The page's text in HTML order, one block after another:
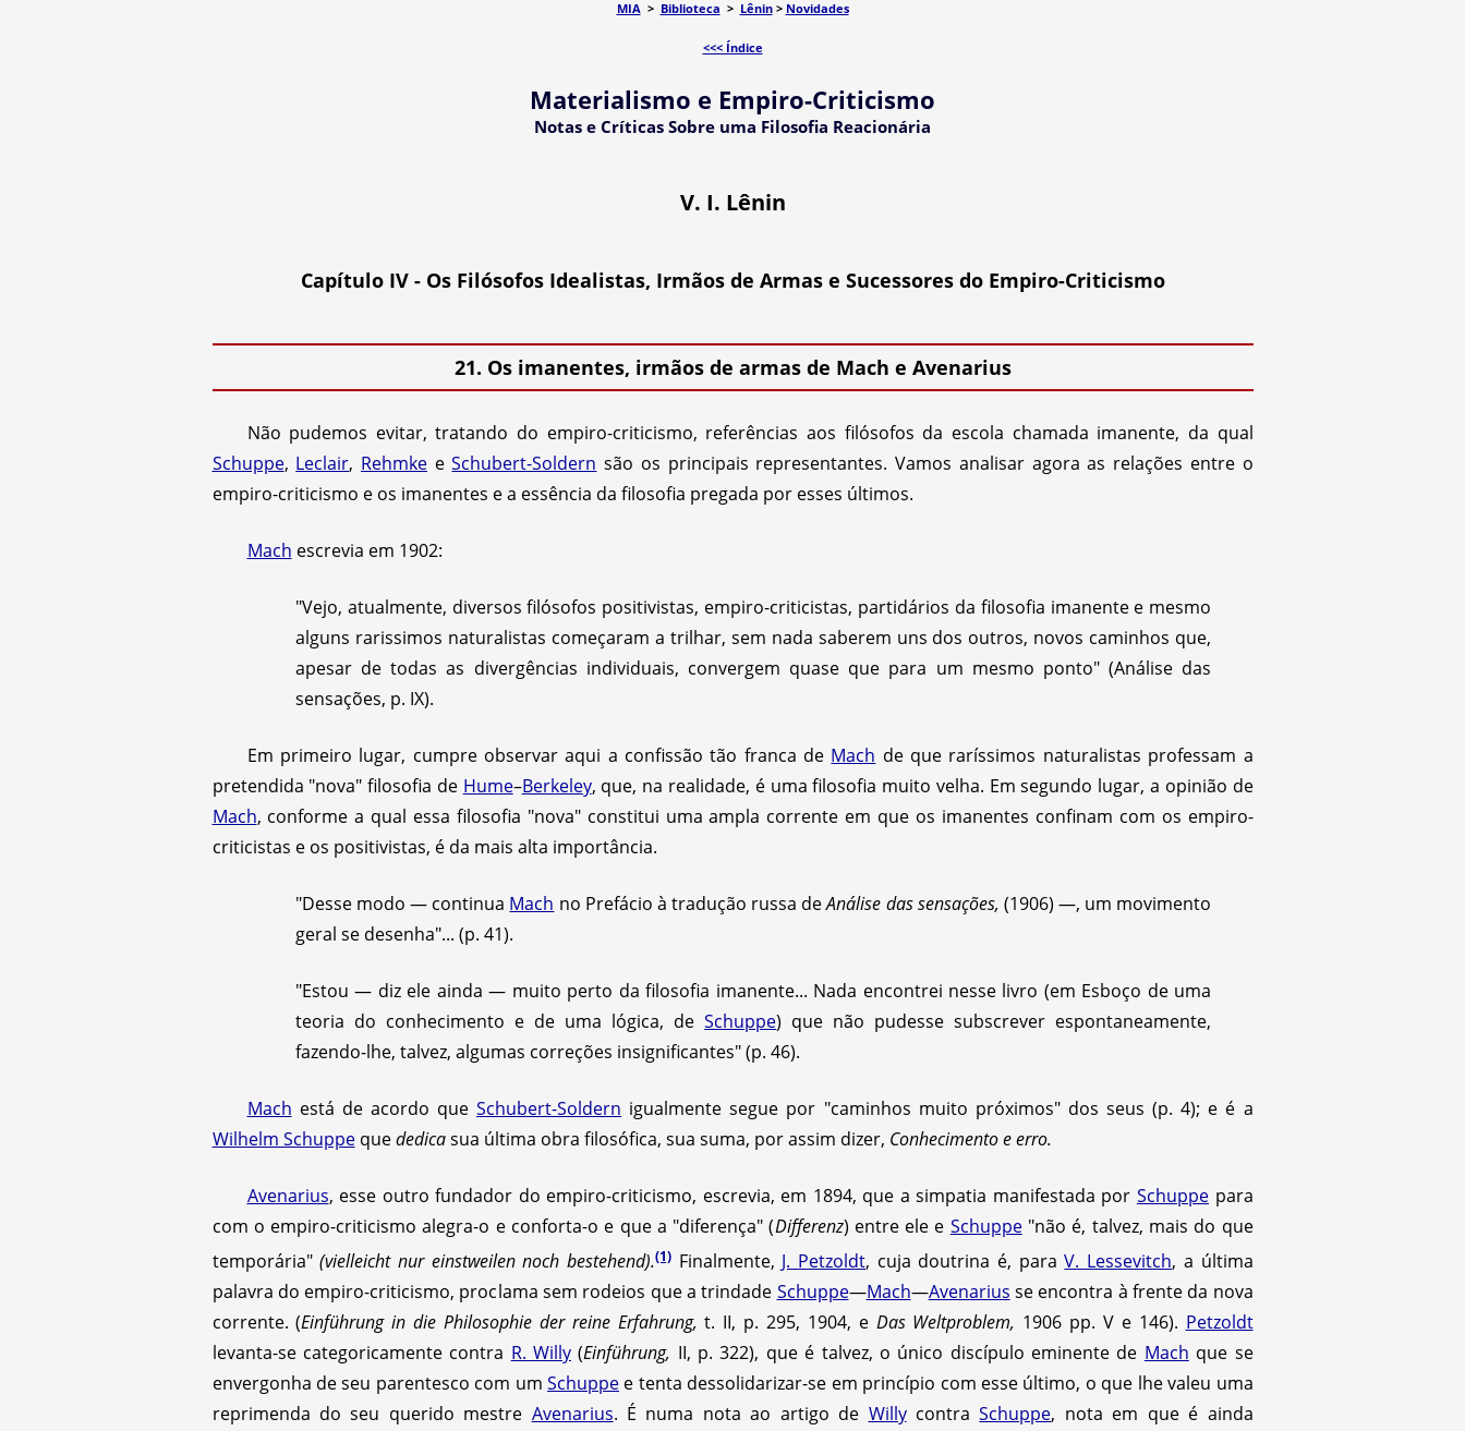
MIA> Biblioteca > Lênin> Novidades
<<< Índice
Materialismo e Empiro-Criticismo
Notas e Críticas Sobre uma Filosofia Reacionária
V. I. Lênin
Capítulo IV - Os Filósofos Idealistas, Irmãos de Armas e Sucessores do Empiro-Criticismo
21. Os imanentes, irmãos de armas de Mach e Avenarius
Não pudemos evitar, tratando do empiro-criticismo, referências aos filósofos da escola chamada imanente, da qual
Schuppe, Leclair, RehmkeeSchubert-Soldern são os principais representantes. Vamos analisar agora as relações entre o
empiro-criticismo e os imanentes e a essência da filosofia pregada por esses últimos.
Mach escrevia em 1902:
"Vejo, atualmente, diversos filósofos positivistas, empiro-criticistas, partidários da filosofia imanente e mesmo
alguns rarissimos naturalistas começaram a trilhar, sem nada saberem uns dos outros, novos caminhos que,
apesar de todas as divergências individuais, convergem quase que para um mesmo ponto" (Análise das
sensações, p. IX).
Em primeiro lugar, cumpre observar aqui a confissão tão franca de Mach de que raríssimos naturalistas professam a
pretendida "nova" filosofia de Hume–Berkeley, que, na realidade, é uma filosofia muito velha. Em segundo lugar, a opinião de
Mach, conforme a qual essa filosofia "nova" constitui uma ampla corrente em que os imanentes confinam com os empiro-
criticistas e os positivistas, é da mais alta importância.
"Desse modo — continua Mach no Prefácio à tradução russa deAnálise das sensações, (1906) —, um movimento
geral se desenha"... (p. 41).
"Estou — diz ele ainda — muito perto da filosofia imanente... Nada encontrei nesse livro (em Esboço de uma
teoria do conhecimento e de uma lógica, deSchuppe) que não pudesse subscrever espontaneamente,
fazendo-lhe, talvez, algumas correções insignificantes" (p. 46).
Mach está de acordo queSchubert-Soldern igualmente segue por "caminhos muito próximos" dos seus (p. 4); e é a
Wilhelm Schuppequededicasua última obra filosófica, sua suma, por assim dizer, Conhecimento e erro.
Avenarius, esse outro fundador do empiro-criticismo, escrevia, em 1894, que a simpatia manifestada por Schuppepara
com o empiro-criticismo alegra-o e conforta-o e que a "diferença" (Differenz) entre ele e Schuppe"não é, talvez, mais do que
temporária"(vielleicht nur einstweilen noch bestehend).(1)Finalmente, J. Petzoldt, cuja doutrina é, paraV. Lessevitch, a última
palavra do empiro-criticismo, proclama sem rodeios que a trindade Schuppe—Mach—Avenarius se encontra à frente da nova
corrente. (Einführung in die Philosophie der reine Erfahrung, t. II, p. 295, 1904, e Das Weltproblem, 1906 pp. V e 146). Petzoldt
levanta-se categoricamente contra R. Willy(Einführung, II, p. 322), que é talvez, o único discípulo eminente de Mach que se
envergonha de seu parentesco com umSchuppe e tenta dessolidarizar-se em princípio com esse último, o que lhe valeu uma
reprimenda do seu querido mestre Avenarius. É numa nota ao artigo de WillycontraSchuppe, nota em que é ainda